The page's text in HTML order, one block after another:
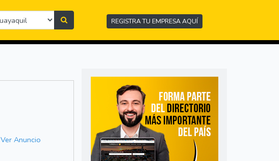
REGISTRA TU EMPRESA AQUÍ
Ver Anuncio